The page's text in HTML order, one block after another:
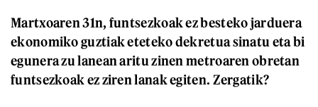
Martxoaren 31n, funtsezkoak ez besteko jarduera
ekonomiko guztiak eteteko dekretua sinatu eta bi
egunera zu lanean aritu zinen metroaren obretan
funtsezkoak ez ziren lanak egiten. Zergatik?